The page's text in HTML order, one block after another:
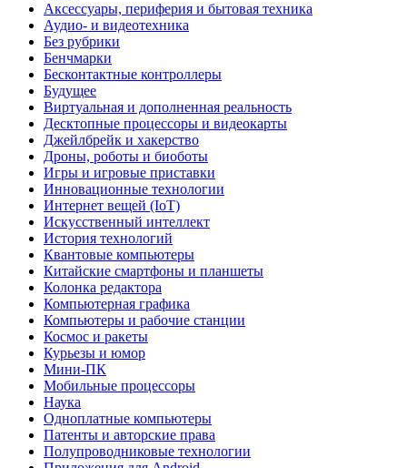
Аксессуары, периферия и бытовая техника
Аудио- и видеотехника
Без рубрики
Бенчмарки
Бесконтактные контроллеры
Будущее
Виртуальная и дополненная реальность
Десктопные процессоры и видеокарты
Джейлбрейк и хакерство
Дроны, роботы и биоботы
Игры и игровые приставки
Инновационные технологии
Интернет вещей (IoT)
Искусственный интеллект
История технологий
Квантовые компьютеры
Китайские смартфоны и планшеты
Колонка редактора
Компьютерная графика
Компьютеры и рабочие станции
Космос и ракеты
Курьезы и юмор
Мини-ПК
Мобильные процессоры
Наука
Одноплатные компьютеры
Патенты и авторские права
Полупроводниковые технологии